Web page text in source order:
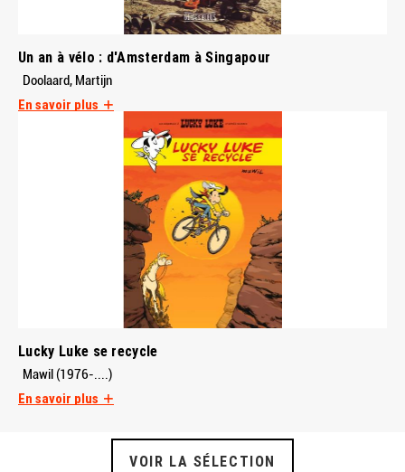
Un an à vélo : d'Amsterdam à Singapour
Doolaard, Martijn
En savoir plus
Lucky Luke se recycle
Mawil (1976-....)
En savoir plus
VOIR LA SÉLECTION